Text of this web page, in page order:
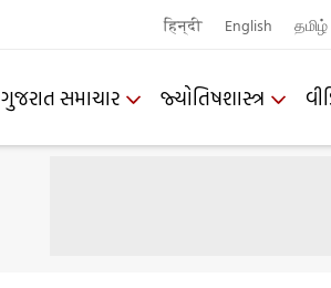
हिन्दी English தமிழ்
ગુજરાત સમાચાર જ્યોતિષશાસ્ત્ર